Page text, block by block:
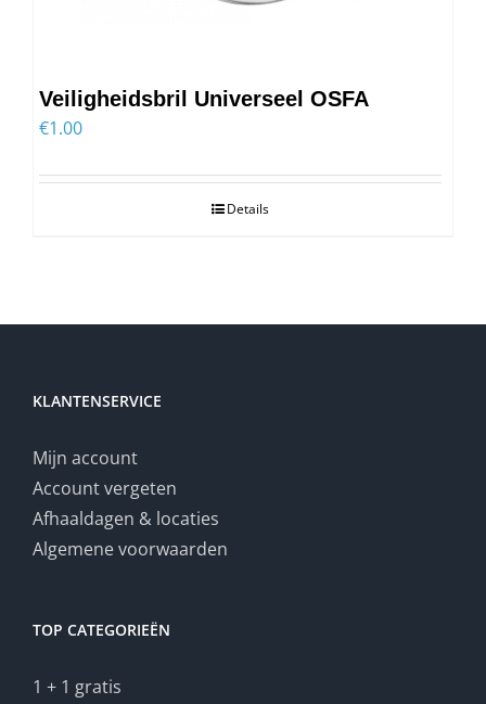
Veiligheidsbril Universeel OSFA
€1.00
Details
KLANTENSERVICE
Mijn account
Account vergeten
Afhaaldagen & locaties
Algemene voorwaarden
TOP CATEGORIEËN
1 + 1 gratis